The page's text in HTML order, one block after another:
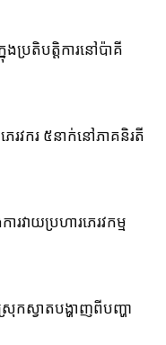
ងប្រតិបត្តិការនៅប៉ាគី
េរវករ ៥នាក់នៅភាគនិរតី
រវាយប្រហារភេរវកម្ម
រុកស្វាតបង្ហាញពីបញ្ហា